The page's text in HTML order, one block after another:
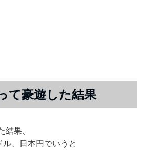
て豪遊した結果
果、
、日本円でいうと